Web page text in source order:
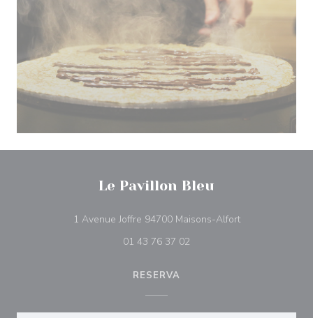
Le Pavillon Bleu
1 Avenue Joffre 94700 Maisons-Alfort((abre numa
01 43 76 37 02
RESERVA